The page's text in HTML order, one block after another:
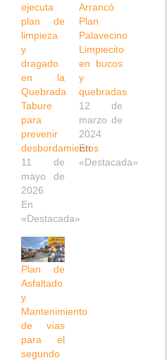
ejecuta
plan de
limpieza
y
dragado
en la
Quebrada
Tabure
para
prevenir
desbordamientos
11 de
mayo de
2026
En
«Destacada»
Arrancó
Plan
Palavecino
Limpiecito
en bucos
y
quebradas
12 de
marzo de
2024
En
«Destacada»
Plan de
Asfaltado
y
Mantenimiento
de vías
para el
segundo